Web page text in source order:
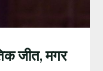
जीत, मगर